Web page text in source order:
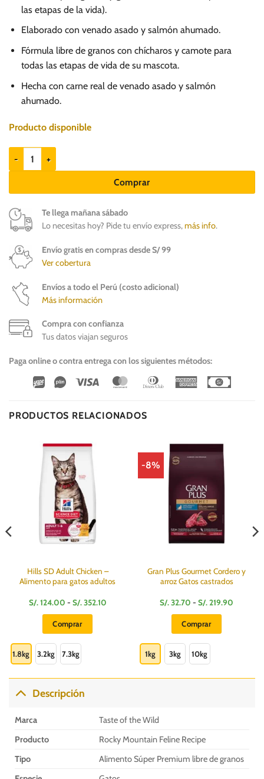
las etapas de la vida).
Elaborado con venado asado y salmón ahumado.
Fórmula libre de granos con chícharos y camote para
todas las etapas de vida de su mascota.
Hecha con carne real de venado asado y salmón
ahumado.
Producto disponible
Taste of the Wild Rocky Mountain Feline 2kg cantidad
Comprar
Te llega mañana sábado
Lo necesitas hoy? Pide tu envío express,más info.
Envío gratis en compras desde S/ 99
Ver cobertura
Envíos a todo el Perú (costo adicional)
Más información
Compra con confianza
Tus datos viajan seguros
Paga online o contra entrega con los siguientes métodos:
Wirecard
Vipps Visa MasterCardDinners
American
PRODUCTOS RELACIONADOS
Hills SD Adult Chicken –
Alimento para gatos adultos
S/.124.00 - S/.352.10Rango
Comprar
producto
tiene
múltiples
variantes.
Las
1.8kg 3.2kg 7.3kg
-8%
Gran Plus Gourmet Cordero y
arroz Gatos castrados
S/.32.70 - S/.219.90
Comprar
producto
tiene
múltiples
pueden
en
1kg 3kg 10kg
Descripción
Marca
Taste of the Wild
Producto
Rocky Mountain Feline Recipe
Tipo
Alimento Súper Premium libre de granos